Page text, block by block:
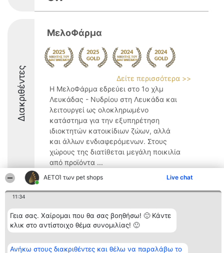
ΑΕΤΟΊ των pet shops Live chat
11:34
Γεια σας. Χαίρομαι που θα σας βοηθήσω! 🙂 Κάντε
κλικ στο αντίστοιχο θέμα συνομιλίας! 🙂
Ανήκω στους διακριθέντες και θέλω να παραλάβω το
Διακριθέντες
ΜελοΦάρμα
Δείτε περισσότερα >>
Η ΜελοΦάρμα εδρεύει στο 1ο χλμ
Λευκάδας - Νυδρίου στη Λευκάδα και
λειτουργεί ως ολοκληρωμένο
κατάστημα για την εξυπηρέτηση
ιδιοκτητών κατοικίδιων ζώων, αλλά
και άλλων ενδιαφερόμενων. Στους
χώρους της διατίθεται μεγάλη ποικιλία
από προϊόντα ...
9.8
Διοργανωτής της
κατάταξης
BEAUTIFUL COMPANY
ΤΗΛ. ΕΠΙΚΟΙΝΩΝΙΑΣ:
Κατάταξη
Διακριθέντες
Λίστα όλων
διακριθέντων
Επικοινωνία